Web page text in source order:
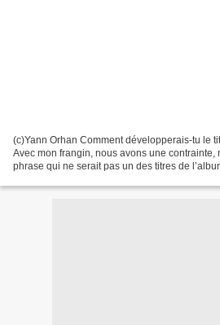
(c)Yann Orhan Comment développerais-tu le
Avec mon frangin, nous avons une contrainte,
phrase qui ne serait pas un des titres de